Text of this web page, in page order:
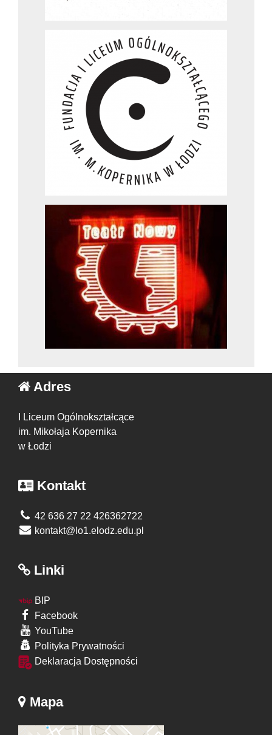
Adres
I Liceum Ogólnokształcące
im. Mikołaja Kopernika
w Łodzi
Kontakt
42 636 27 22 426362722
kontakt@lo1.elodz.edu.pl
Linki
BIP
Facebook
YouTube
Polityka Prywatności
Deklaracja Dostępności
Mapa